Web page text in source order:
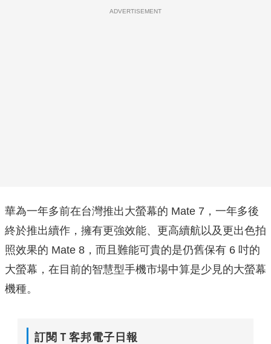
ADVERTISEMENT
華為一年多前在台灣推出大螢幕的 Mate 7，一年多後
終於推出續作，擁有更強效能、更高續航以及更出色拍
照效果的 Mate 8，而且難能可貴的是仍舊保有 6 吋的
大螢幕，在目前的智慧型手機市場中算是少見的大螢幕
機種。
訂閱Ｔ客邦電子日報